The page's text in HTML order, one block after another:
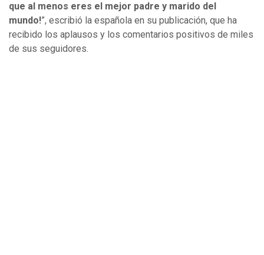
que al menos eres el mejor padre y marido del
mundo!”, escribió la española en su publicación, que ha
recibido los aplausos y los comentarios positivos de miles
de sus seguidores.